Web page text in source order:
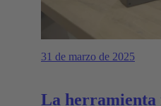
31 de marzo de 2025
La herramienta